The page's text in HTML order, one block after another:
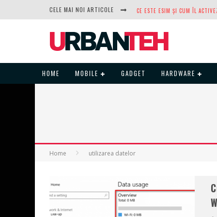
CELE MAI NOI ARTICOLE
DUPĂ ANI DE REFUZURI,
HOME MOBILE GADGET HARDWARE
Home utilizarea datelor